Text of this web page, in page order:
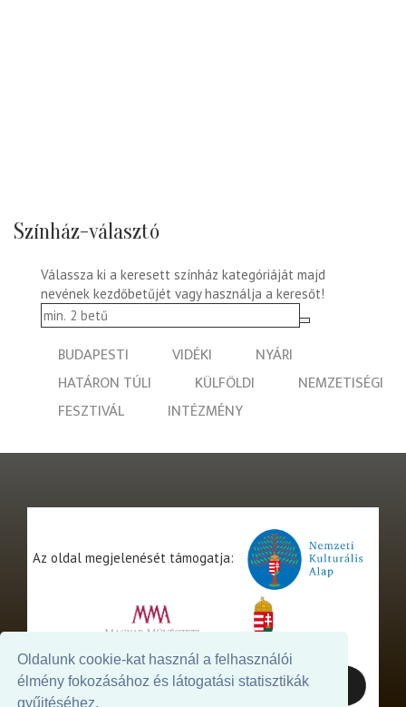
Oldalunk cookie-kat használ a felhasználói
élmény fokozásához és látogatási statisztikák
gyűjtéséhez.
Színház-választó
Válassza ki a keresett színház kategóriáját majd
nevének kezdőbetűjét vagy használja a keresőt!
BUDAPESTI VIDÉKI
NYÁRI
HATÁRON TÚLI
KÜLFÖLDI
NEMZETISÉGI
FESZTIVÁL
INTÉZMÉNY
Az oldal megjelenését támogatja: